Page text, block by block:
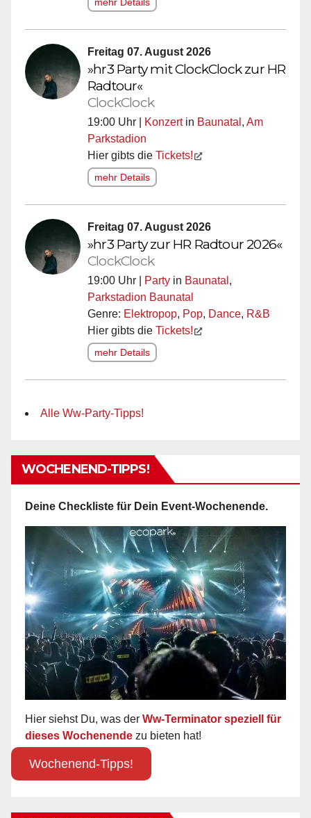
Freitag 07. August 2026
»hr3 Party mit ClockClock zur HR
Radtour«
ClockClock
19:00 Uhr | Konzertin Baunatal , Am
Parkstadion
Hier gibts die Tickets!
mehr Details
Freitag 07. August 2026
»hr3 Party zur HR Radtour 2026«
ClockClock
19:00 Uhr | Party in Baunatal ,
Parkstadion Baunatal
Genre: Elektropop, Pop, Dance, R&B
Hier gibts die Tickets!
mehr Details
Alle Ww-Party-Tipps!
WOCHENEND-TIPPS!
Deine Checkliste für Dein Event-Wochenende.
Hier siehst Du, was der Ww-Terminator speziell für
dieses Wochenende zu bieten hat!
Wochenend-Tipps!